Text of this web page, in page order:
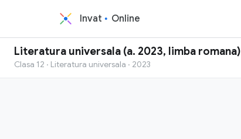
Invat Online
Literatura universala (a. 2023, limba romana)
Clasa 12 · Literatura universala · 2023